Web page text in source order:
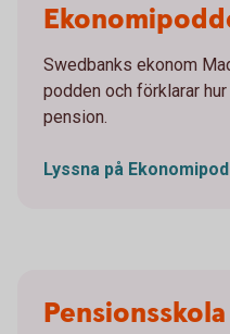
Swedbanks ekonom
podden och förklarar
pension.
Lyssna på
Pensionsskola